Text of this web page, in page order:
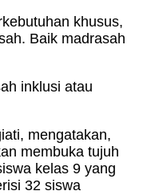
khusus,
Baik madrasah
inklusi atau
mengatakan,
membuka tujuh
kelas 9 yang
32 siswa